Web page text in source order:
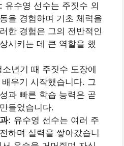
유수영 선수는 주짓수 외
을 경험하며 기초 체력을
한 경험은 그의 전반적인
시키는 데 큰 역할을 했
소년기 때 주짓수 도장에
우기 시작했습니다. 그
과 빠른 학습 능력은 곧
들었습니다.
: 유수영 선수는 여러 주
하며 실력을 쌓아갔습니